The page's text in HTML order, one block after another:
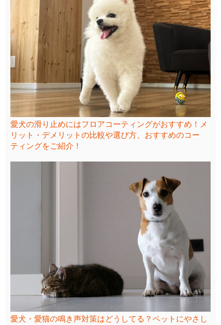
愛犬の滑り止めにはフロアコーティングがおすすめ！メ
リット・デメリットの比較や選び方、おすすめのコー
ティングをご紹介！
愛犬・愛猫の鳴き声対策はどうしてる？ペットにやさし